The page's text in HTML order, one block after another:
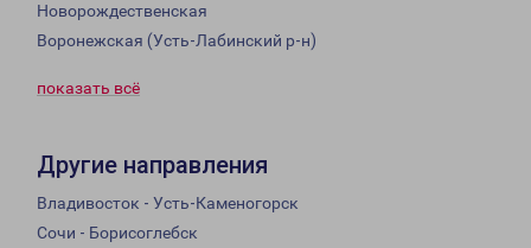
Новорождественская
Воронежская (Усть-Лабинский р-н)
показать всё
Другие направления
Владивосток - Усть-Каменогорск
Сочи - Борисоглебск